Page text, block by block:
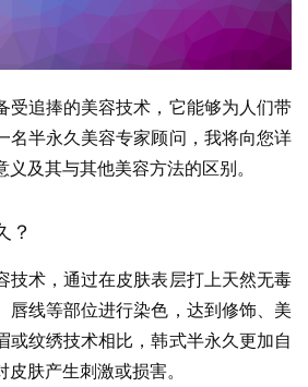
受追捧的美容技术，它能够为人们带
名半永久美容专家顾问，我将向您详
及其与其他美容方法的区别。
？
技术，通过在皮肤表层打上天然无毒
唇线等部位进行染色，达到修饰、美
或纹绣技术相比，韩式半永久更加自
肤产生刺激或损害。